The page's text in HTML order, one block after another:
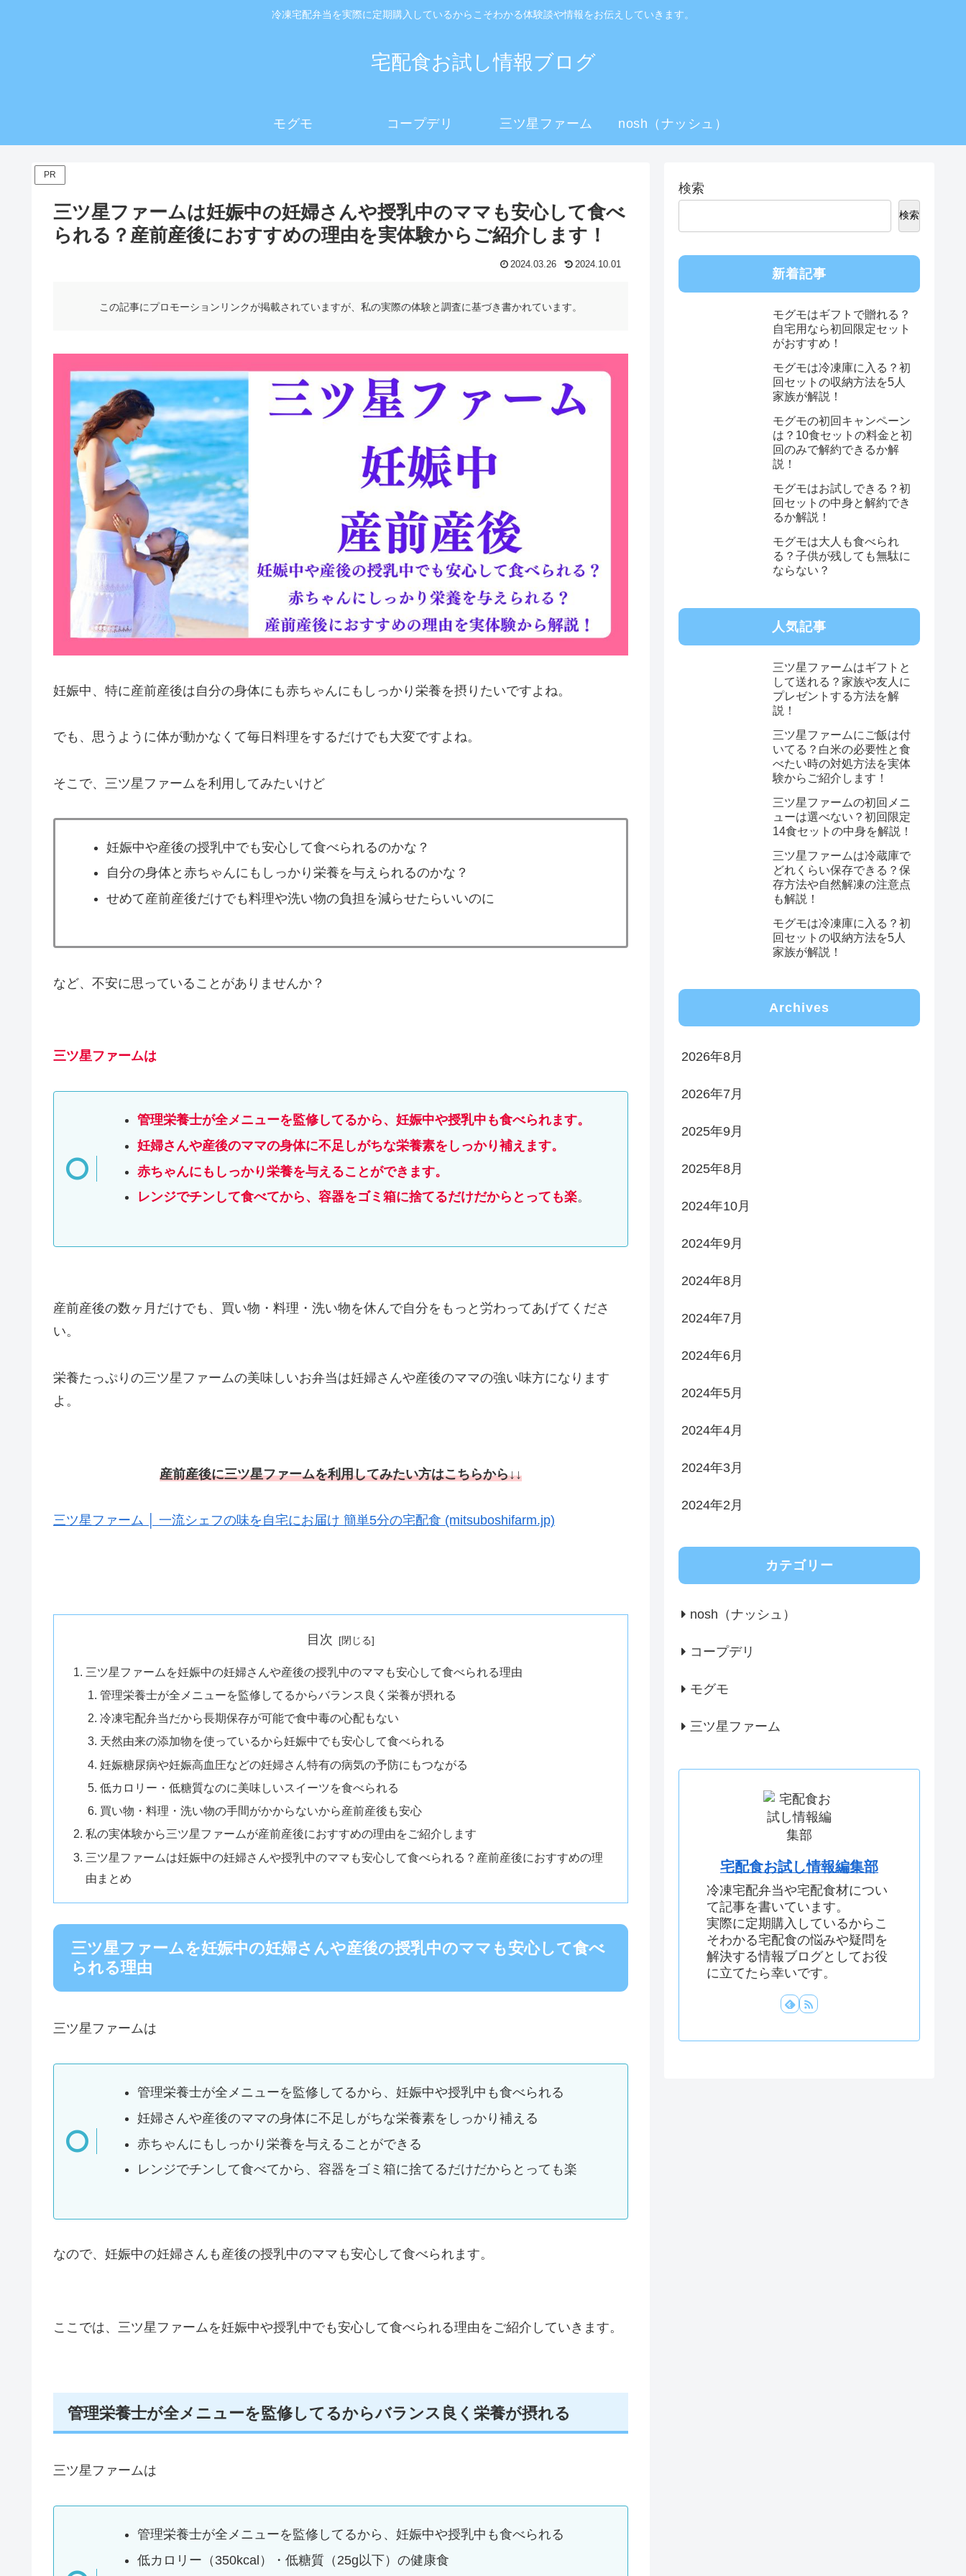
冷凍宅配弁当を実際に定期購入しているからこそわかる体験談や情報をお伝えしていきます。
宅配食お試し情報ブログ
モグモ コープデリ 三ツ星ファーム nosh（ナッシュ）
PR
三ツ星ファームは妊娠中の妊婦さんや授乳中のママも安心して食べ
られる？産前産後におすすめの理由を実体験からご紹介します！
2024.03.26 2024.10.01
この記事にプロモーションリンクが掲載されていますが、私の実際の体験と調査に基づき書かれています。
妊娠中、特に産前産後は自分の身体にも赤ちゃんにもしっかり栄養を摂りたいですよね。
でも、思うように体が動かなくて毎日料理をするだけでも大変ですよね。
そこで、三ツ星ファームを利用してみたいけど
妊娠中や産後の授乳中でも安心して食べられるのかな？
自分の身体と赤ちゃんにもしっかり栄養を与えられるのかな？
せめて産前産後だけでも料理や洗い物の負担を減らせたらいいのに
など、不安に思っていることがありませんか？
三ツ星ファームは
管理栄養士が全メニューを監修してるから、妊娠中や授乳中も食べられます。
妊婦さんや産後のママの身体に不足しがちな栄養素をしっかり補えます。
赤ちゃんにもしっかり栄養を与えることができます。
レンジでチンして食べてから、容器をゴミ箱に捨てるだけだからとっても楽。
産前産後の数ヶ月だけでも、買い物・料理・洗い物を休んで自分をもっと労わってあげてくださ
い。
栄養たっぷりの三ツ星ファームの美味しいお弁当は妊婦さんや産後のママの強い味方になります
よ。
産前産後に三ツ星ファームを利用してみたい方はこちらから↓↓
三ツ星ファーム │ 一流シェフの味を自宅にお届け 簡単5分の宅配食 (mitsuboshifarm.jp)
目次
三ツ星ファームを妊娠中の妊婦さんや産後の授乳中のママも安心して食べられる理由
管理栄養士が全メニューを監修してるからバランス良く栄養が摂れる
冷凍宅配弁当だから長期保存が可能で食中毒の心配もない
天然由来の添加物を使っているから妊娠中でも安心して食べられる
妊娠糖尿病や妊娠高血圧などの妊婦さん特有の病気の予防にもつながる
低カロリー・低糖質なのに美味しいスイーツを食べられる
買い物・料理・洗い物の手間がかからないから産前産後も安心
私の実体験から三ツ星ファームが産前産後におすすめの理由をご紹介します
三ツ星ファームは妊娠中の妊婦さんや授乳中のママも安心して食べられる？産前産後におすすめの理
由まとめ
三ツ星ファームを妊娠中の妊婦さんや産後の授乳中のママも安心して食べ
られる理由
三ツ星ファームは
管理栄養士が全メニューを監修してるから、妊娠中や授乳中も食べられる
妊婦さんや産後のママの身体に不足しがちな栄養素をしっかり補える
赤ちゃんにもしっかり栄養を与えることができる
レンジでチンして食べてから、容器をゴミ箱に捨てるだけだからとっても楽
なので、妊娠中の妊婦さんも産後の授乳中のママも安心して食べられます。
ここでは、三ツ星ファームを妊娠中や授乳中でも安心して食べられる理由をご紹介していきます。
管理栄養士が全メニューを監修してるからバランス良く栄養が摂れる
三ツ星ファームは
管理栄養士が全メニューを監修してるから、妊娠中や授乳中も食べられる
低カロリー（350kcal）・低糖質（25g以下）の健康食
検索
検索
新着記事
モグモはギフトで贈れる？
自宅用なら初回限定セット
がおすすめ！
モグモは冷凍庫に入る？初
回セットの収納方法を5人
家族が解説！
モグモの初回キャンペーン
は？10食セットの料金と初
回のみで解約できるか解
説！
モグモはお試しできる？初
回セットの中身と解約でき
るか解説！
モグモは大人も食べられ
る？子供が残しても無駄に
ならない？
人気記事
三ツ星ファームはギフトと
して送れる？家族や友人に
プレゼントする方法を解
説！
三ツ星ファームにご飯は付
いてる？白米の必要性と食
べたい時の対処方法を実体
験からご紹介します！
三ツ星ファームの初回メニ
ューは選べない？初回限定
14食セットの中身を解説！
三ツ星ファームは冷蔵庫で
どれくらい保存できる？保
存方法や自然解凍の注意点
も解説！
モグモは冷凍庫に入る？初
回セットの収納方法を5人
家族が解説！
Archives
2026年8月
2026年7月
2025年9月
2025年8月
2024年10月
2024年9月
2024年8月
2024年7月
2024年6月
2024年5月
2024年4月
2024年3月
2024年2月
カテゴリー
nosh（ナッシュ）
コープデリ
モグモ
三ツ星ファーム
宅配食お試し情報編集部
冷凍宅配弁当や宅配食材につい
て記事を書いています。
実際に定期購入しているからこ
そわかる宅配食の悩みや疑問を
解決する情報ブログとしてお役
に立てたら幸いです。